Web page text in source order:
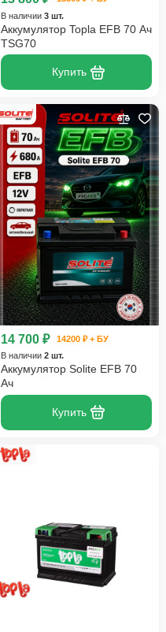
В наличии 3 шт.
Аккумулятор Topla EFB 70 Ач
TSG70
Купить
14 700 ₽
14200 ₽ + БУ
В наличии 2 шт.
Аккумулятор Solite EFB 70
Ач
Купить